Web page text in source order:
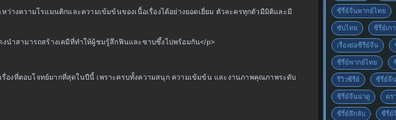
างความโรแมนติกและความเข้มข้นของเนื้อเรื่องได้อย่างยอดเยี่ยม ตัวละครทุกตัวมีมิติและมี
นำสามารถสร้างเคมีที่ทำให้ผู้ชมรู้สึกฟินและซาบซึ้งไปพร้อมกัน</p>
องที่ตอบโจทย์มากที่สุดในปีนี้ เพราะครบทั้งความสนุก ความเข้มข้น และงานภาพคุณภาพระดับ
ซีรี่ย์จีนพากย์ไทย
ซับไทย ซีรี่ย์เก
เรื่องย่อซีรี่ย์จีน
ซีรี่ย์พากย์ไทย
รีวิวซีรี่ย์ ซีรี่ย์จี
ซีรี่ย์จีนน่าดู ดร
ซีรี่ย์ลึกลับ ซีรี่ย์